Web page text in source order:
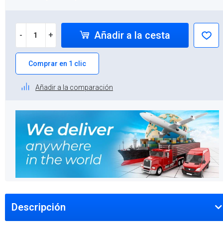
- + Añadir a la cesta
Comprar en 1 clic
Añadir a la comparación
Descripción